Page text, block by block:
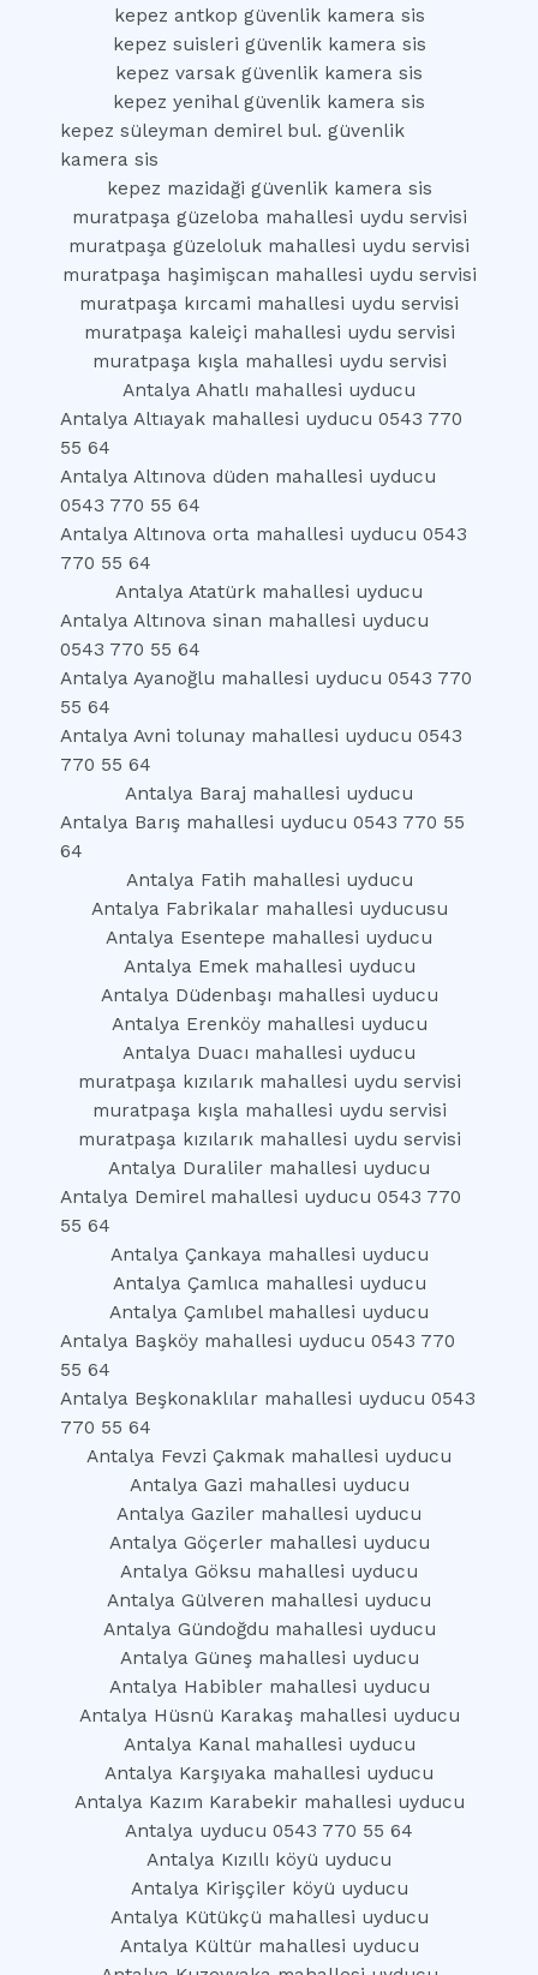
kepez antkop güvenlik kamera sis
kepez suisleri güvenlik kamera sis
kepez varsak güvenlik kamera sis
kepez yenihal güvenlik kamera sis
kepez süleyman demirel bul. güvenlik
kamera sis
kepez mazidaği güvenlik kamera sis
muratpaşa güzeloba mahallesi uydu servisi
muratpaşa güzeloluk mahallesi uydu servisi
muratpaşa haşimişcan mahallesi uydu servisi
muratpaşa kırcami mahallesi uydu servisi
muratpaşa kaleiçi mahallesi uydu servisi
muratpaşa kışla mahallesi uydu servisi
Antalya Ahatlı mahallesi uyducu
Antalya Altıayak mahallesi uyducu 0543 770
55 64
Antalya Altınova düden mahallesi uyducu
0543 770 55 64
Antalya Altınova orta mahallesi uyducu 0543
770 55 64
Antalya Atatürk mahallesi uyducu
Antalya Altınova sinan mahallesi uyducu
0543 770 55 64
Antalya Ayanoğlu mahallesi uyducu 0543 770
55 64
Antalya Avni tolunay mahallesi uyducu 0543
770 55 64
Antalya Baraj mahallesi uyducu
Antalya Barış mahallesi uyducu 0543 770 55
64
Antalya Fatih mahallesi uyducu
Antalya Fabrikalar mahallesi uyducusu
Antalya Esentepe mahallesi uyducu
Antalya Emek mahallesi uyducu
Antalya Düdenbaşı mahallesi uyducu
Antalya Erenköy mahallesi uyducu
Antalya Duacı mahallesi uyducu
muratpaşa kızılarık mahallesi uydu servisi
muratpaşa kışla mahallesi uydu servisi
muratpaşa kızılarık mahallesi uydu servisi
Antalya Duraliler mahallesi uyducu
Antalya Demirel mahallesi uyducu 0543 770
55 64
Antalya Çankaya mahallesi uyducu
Antalya Çamlıca mahallesi uyducu
Antalya Çamlıbel mahallesi uyducu
Antalya Başköy mahallesi uyducu 0543 770
55 64
Antalya Beşkonaklılar mahallesi uyducu 0543
770 55 64
Antalya Fevzi Çakmak mahallesi uyducu
Antalya Gazi mahallesi uyducu
Antalya Gaziler mahallesi uyducu
Antalya Göçerler mahallesi uyducu
Antalya Göksu mahallesi uyducu
Antalya Gülveren mahallesi uyducu
Antalya Gündoğdu mahallesi uyducu
Antalya Güneş mahallesi uyducu
Antalya Habibler mahallesi uyducu
Antalya Hüsnü Karakaş mahallesi uyducu
Antalya Kanal mahallesi uyducu
Antalya Karşıyaka mahallesi uyducu
Antalya Kazım Karabekir mahallesi uyducu
Antalya uyducu 0543 770 55 64
Antalya Kızıllı köyü uyducu
Antalya Kirişçiler köyü uyducu
Antalya Kütükçü mahallesi uyducu
Antalya Kültür mahallesi uyducu